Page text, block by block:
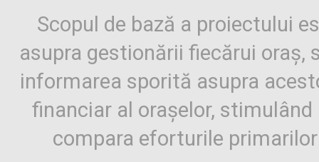
Scopul de bază a proiectului
asupra gestionării fiecărui oraș,
informarea sporită asupra
financiar al orașelor,
compara eforturile